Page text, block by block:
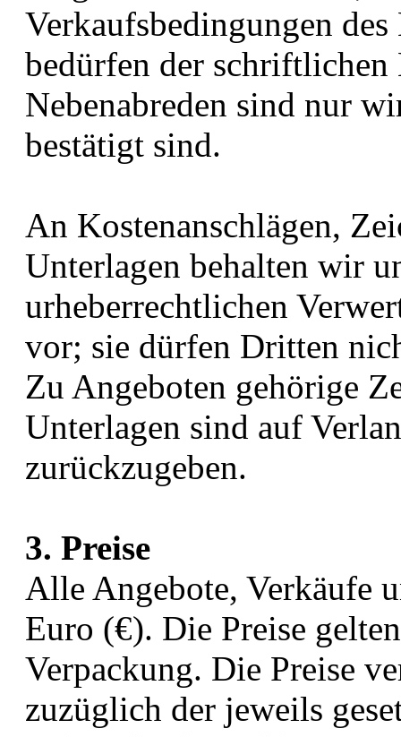
Verkaufsbedingungen
bedürfen der
Nebenabreden sind nur
bestätigt sind.
An Kostenanschlägen,
Unterlagen behalten wir
urheberrechtlichen
vor; sie dürfen Dritten
Zu Angeboten gehörige
Unterlagen sind auf
zurückzugeben.
3. Preise
Alle Angebote, Verkäufe
Euro (€). Die Preise
Verpackung. Die Preise
zuzüglich der jeweils